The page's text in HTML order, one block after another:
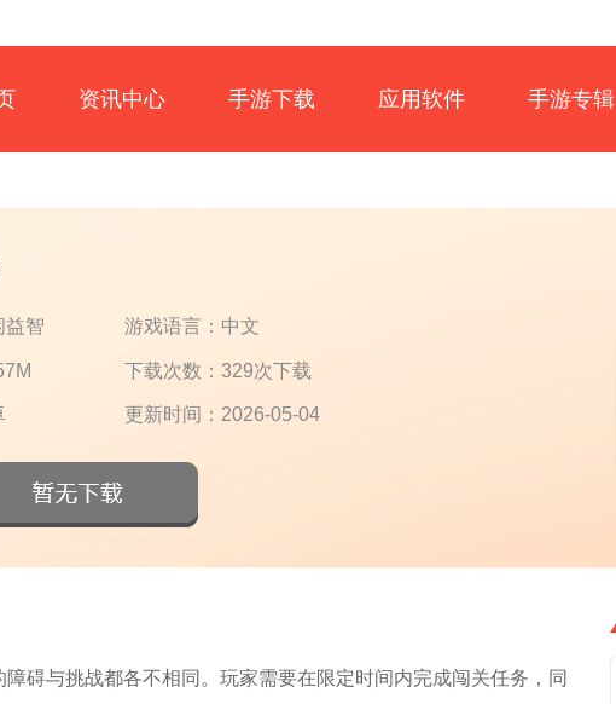
资讯中心 手游下载 应用软件 手游专辑
益智 游戏语言：中文
下载次数：329次下载
更新时间：2026-05-04
碍与挑战都各不相同。玩家需要在限定时间内完成闯关任务，同